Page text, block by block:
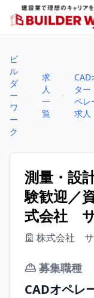
ビ
ル
ダ
ー
ワ
ー
ク
求
人
一
覧
CAD
タ
ペレ
求人
測量・
験歓迎／
式会社
株式会社 サ
募集職種
CADオペレ